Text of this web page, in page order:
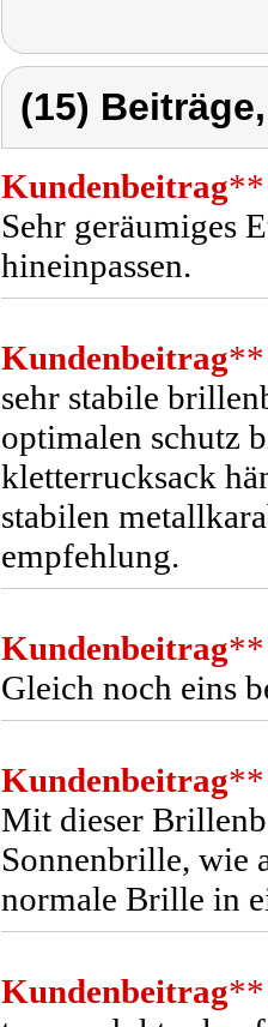
(15)
Kundenbeitrag**
Sehr geräumiges
hineinpassen.
Kundenbeitrag**
sehr stabile
optimalen schutz
kletterrucksack
stabilen
empfehlung.
Kundenbeitrag**
Gleich noch eins
Kundenbeitrag**
Mit dieser
Sonnenbrille, wie
normale Brille in
Kundenbeitrag**